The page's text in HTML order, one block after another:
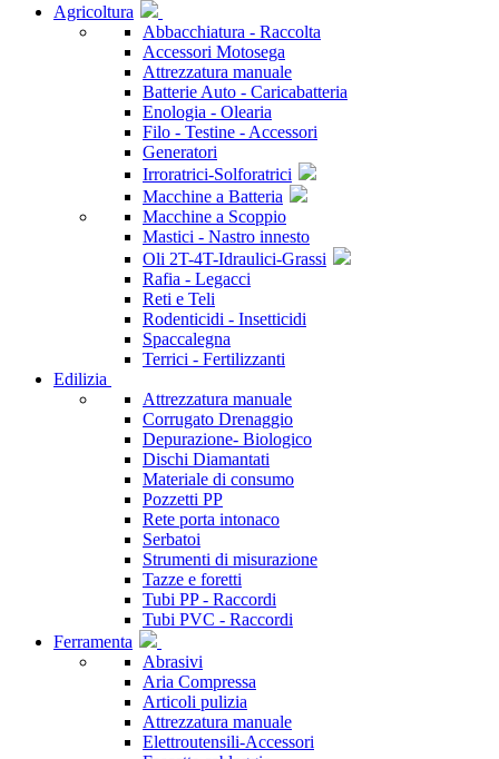
Agricoltura
Abbacchiatura - Raccolta
Accessori Motosega
Attrezzatura manuale
Batterie Auto - Caricabatteria
Enologia - Olearia
Filo - Testine - Accessori
Generatori
Irroratrici-Solforatrici
Macchine a Batteria
Macchine a Scoppio
Mastici - Nastro innesto
Oli 2T-4T-Idraulici-Grassi
Rafia - Legacci
Reti e Teli
Rodenticidi - Insetticidi
Spaccalegna
Terrici - Fertilizzanti
Edilizia
Attrezzatura manuale
Corrugato Drenaggio
Depurazione- Biologico
Dischi Diamantati
Materiale di consumo
Pozzetti PP
Rete porta intonaco
Serbatoi
Strumenti di misurazione
Tazze e foretti
Tubi PP - Raccordi
Tubi PVC - Raccordi
Ferramenta
Abrasivi
Aria Compressa
Articoli pulizia
Attrezzatura manuale
Elettroutensili-Accessori